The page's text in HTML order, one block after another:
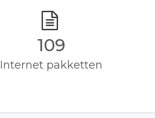
110
Internet pakketten